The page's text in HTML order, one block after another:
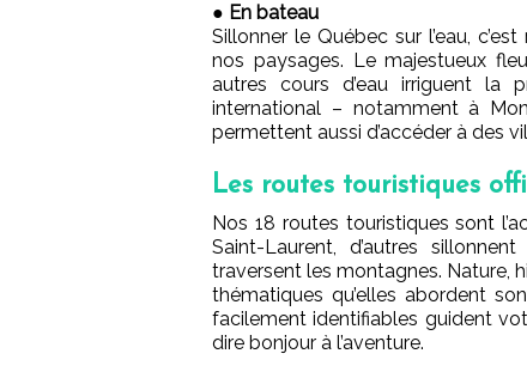
● En bateau
Sillonner le Québec sur l’eau,
nos paysages. Le majestueux
autres cours d’eau irriguent la
international – notamment à
permettent aussi d’accéder à des
Les routes touristiques
Nos 18 routes touristiques sont
Saint-Laurent, d’autres
traversent les montagnes. Nature,
thématiques qu’elles abordent
facilement identifiables guident
dire bonjour à l’aventure.